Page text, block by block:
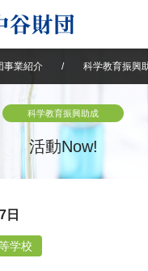
中谷財団について
介
谷財団動画紹介
事業紹介 / 科学教育振興
科学教育振興助成
活動Now!
日
学校